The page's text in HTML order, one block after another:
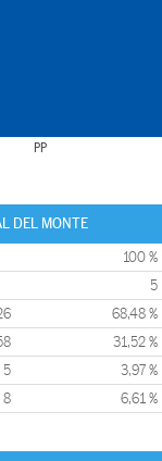
PP
DEL MONTE
100 %
5
68,48 %
31,52 %
5 3,97 %
8 6,61 %